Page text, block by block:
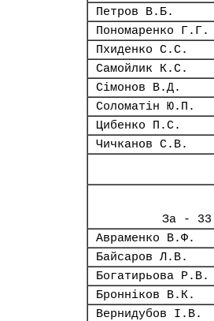
Петров В.Б.
Пономаренко Г.Г.
Пхиденко С.С.
Самойлик К.С.
Сімонов В.Д.
Соломатін Ю.П.
Цибенко П.С.
Чичканов С.В.
За - 33
Авраменко В.Ф.
Байсаров Л.В.
Богатирьова Р.В.
Бронніков В.К.
Вернидубов І.В.